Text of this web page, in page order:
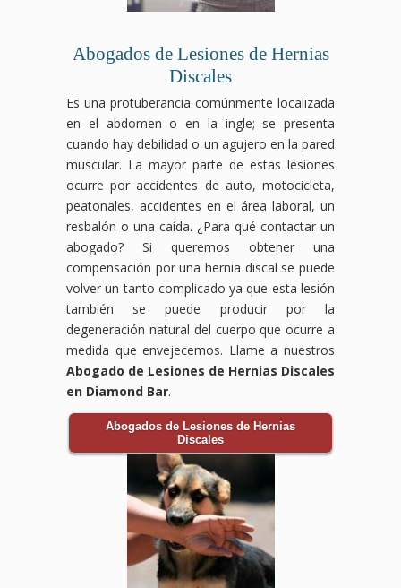
Abogados de Lesiones de Hernias
Discales
Es una protuberancia comúnmente localizada
en el abdomen o en la ingle; se presenta
cuando hay debilidad o un agujero en la pared
muscular. La mayor parte de estas lesiones
ocurre por accidentes de auto, motocicleta,
peatonales, accidentes en el área laboral, un
resbalón o una caída. ¿Para qué contactar un
abogado? Si queremos obtener una
compensación por una hernia discal se puede
volver un tanto complicado ya que esta lesión
también se puede producir por la
degeneración natural del cuerpo que ocurre a
medida que envejecemos. Llame a nuestros
Abogado de Lesiones de Hernias Discales
en Diamond Bar.
Abogados de Lesiones de Hernias
Discales